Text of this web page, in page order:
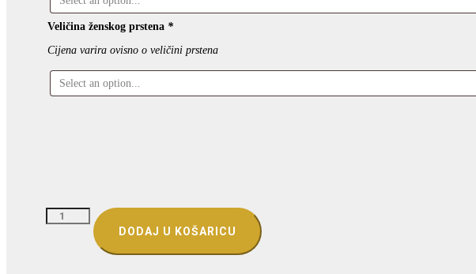
Veličina ženskog prstena *
Cijena varira ovisno o veličini prstena
VJENČANO
PRSTENJE
SOLOLINIJA
DODAJ U KOŠARICU